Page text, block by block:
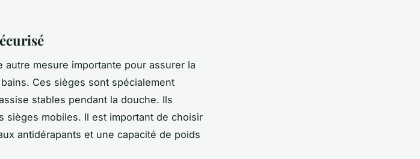
mesure importante pour assurer la
Ces sièges sont spécialement
stables pendant la douche. Ils
sièges mobiles. Il est important de choisir
antidérapants et une capacité de poids